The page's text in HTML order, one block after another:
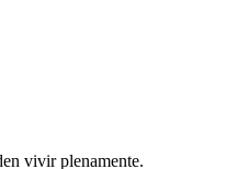
vivir plenamente.